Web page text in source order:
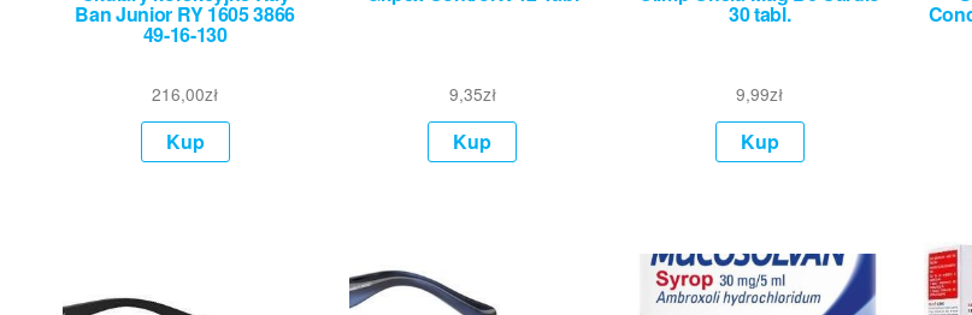
Ban Junior RY 1605 3866
49-16-130
216,00zł
Kup
9,35zł
Kup
30 tabl.
9,99zł
Kup